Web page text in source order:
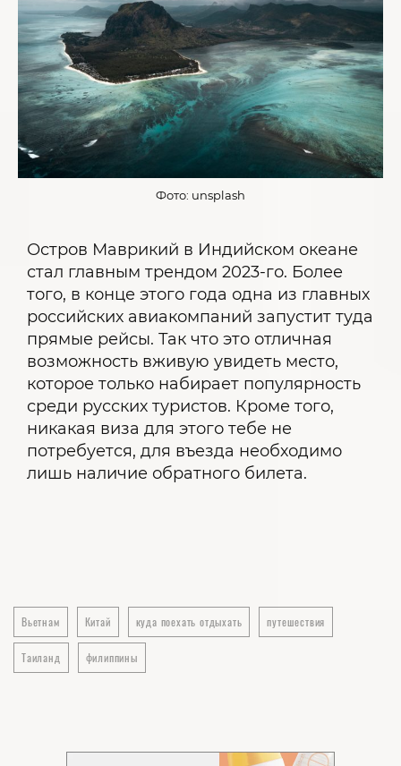
Фото: unsplash
Остров Маврикий в Индийском океане
стал главным трендом 2023-го. Более
того, в конце этого года одна из главных
российских авиакомпаний запустит туда
прямые рейсы. Так что это отличная
возможность вживую увидеть место,
которое только набирает популярность
среди русских туристов. Кроме того,
никакая виза для этого тебе не
потребуется, для въезда необходимо
лишь наличие обратного билета.
Вьетнам Китай куда поехать отдыхать путешествия
Таиланд филиппины